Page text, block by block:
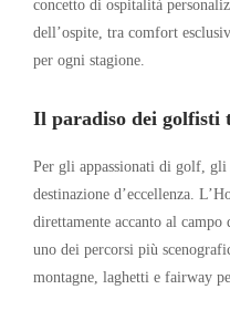
concetto di ospitalità
dell’ospite, tra comfort
per ogni stagione.
Il paradiso dei golfisti
Per gli appassionati di golf, gli
destinazione d’eccellenza.
direttamente accanto al campo
uno dei percorsi più
montagne, laghetti e fairway